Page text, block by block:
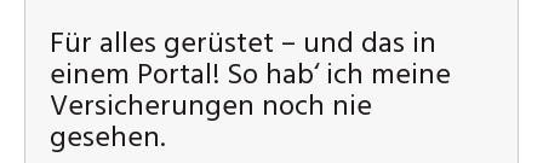
Für alles gerüstet – und das in
einem Portal! So hab‘ ich meine
Versicherungen noch nie
gesehen.